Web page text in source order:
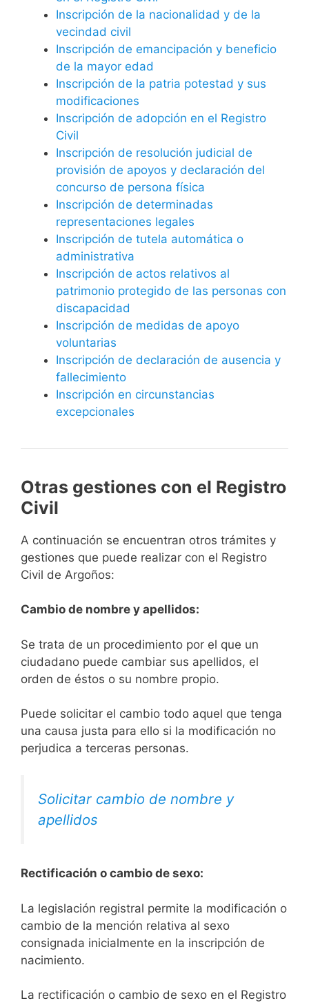
Inscripción de la nacionalidad y de la
vecindad civil
Inscripción de emancipación y beneficio
de la mayor edad
Inscripción de la patria potestad y sus
modificaciones
Inscripción de adopción en el Registro
Civil
Inscripción de resolución judicial de
provisión de apoyos y declaración del
concurso de persona física
Inscripción de determinadas
representaciones legales
Inscripción de tutela automática o
administrativa
Inscripción de actos relativos al
patrimonio protegido de las personas con
discapacidad
Inscripción de medidas de apoyo
voluntarias
Inscripción de declaración de ausencia y
fallecimiento
Inscripción en circunstancias
excepcionales
Otras gestiones con el Registro
Civil
A continuación se encuentran otros trámites y
gestiones que puede realizar con el Registro
Civil de Argoños:
Cambio de nombre y apellidos:
Se trata de un procedimiento por el que un
ciudadano puede cambiar sus apellidos, el
orden de éstos o su nombre propio.
Puede solicitar el cambio todo aquel que tenga
una causa justa para ello si la modificación no
perjudica a terceras personas.
Solicitar cambio de nombre y
apellidos
Rectificación o cambio de sexo:
La legislación registral permite la modificación o
cambio de la mención relativa al sexo
consignada inicialmente en la inscripción de
nacimiento.
La rectificación o cambio de sexo en el Registro